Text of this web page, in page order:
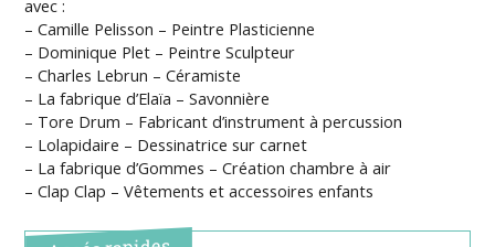
avec :
– Camille Pelisson – Peintre Plasticienne
– Dominique Plet – Peintre Sculpteur
– Charles Lebrun – Céramiste
– La fabrique d’Elaïa – Savonnière
– Tore Drum – Fabricant d’instrument à percussion
– Lolapidaire – Dessinatrice sur carnet
– La fabrique d’Gommes – Création chambre à air
– Clap Clap – Vêtements et accessoires enfants